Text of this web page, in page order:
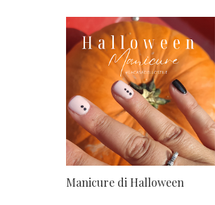
Manicure di Halloween